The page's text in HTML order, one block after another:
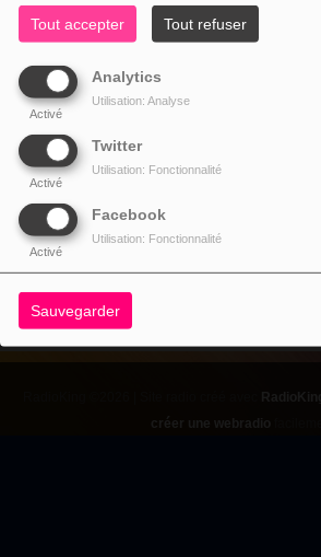
Tout accepter Tout refuser
Analytics
Activé
Utilisation: Analyse
Twitter
Activé
Utilisation: Fonctionnalité
Facebook
Activé
Utilisation: Fonctionnalité
Sauvegarder
DJ SALIM BOJOCO
DJ NEERMAL
créer une webradio